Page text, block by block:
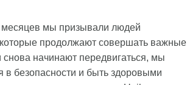
месяцев мы призывали людей
которые продолжают совершать важные
снова начинают передвигаться, мы
безопасности и быть здоровыми